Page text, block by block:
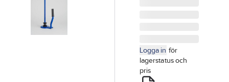
Logga in för
lagerstatus och
pris